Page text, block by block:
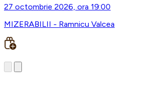
27 octombrie 2026, ora 19:00
MIZERABILII - Ramnicu Valcea